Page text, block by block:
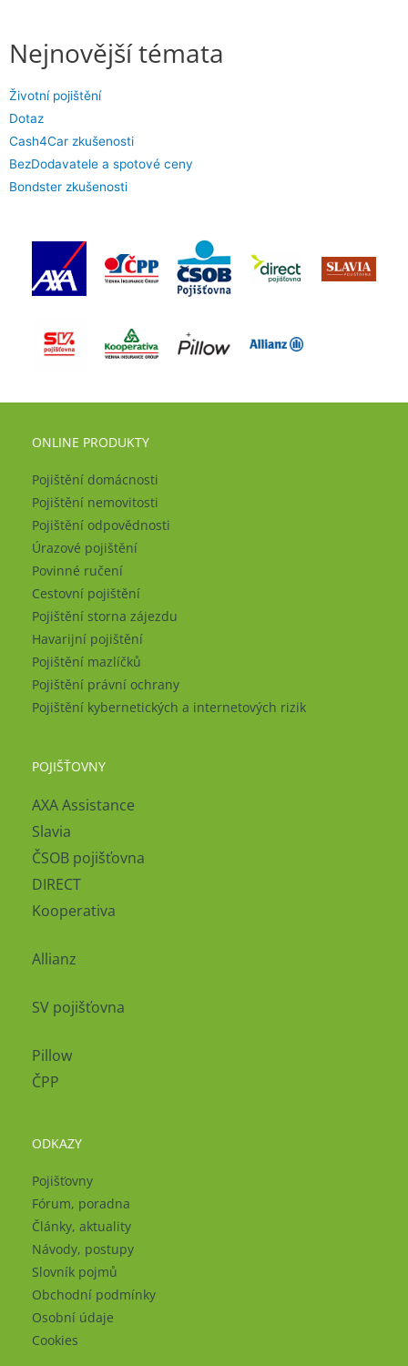
Nejnovější témata
Životní pojištění
Dotaz
Cash4Car zkušenosti
BezDodavatele a spotové ceny
Bondster zkušenosti
ONLINE PRODUKTY
Pojištění domácnosti
Pojištění nemovitosti
Pojištění odpovědnosti
Úrazové pojištění
Povinné ručení
Cestovní pojištění
Pojištění storna zájezdu
Havarijní pojištění
Pojištění mazlíčků
Pojištění právní ochrany
Pojištění kybernetických a internetových rizik
POJIŠŤOVNY
AXA Assistance
Slavia
ČSOB pojišťovna
DIRECT
Kooperativa
Allianz
SV pojišťovna
Pillow
ČPP
ODKAZY
Pojišťovny
Fórum, poradna
Články, aktuality
Návody, postupy
Slovník pojmů
Obchodní podmínky
Osobní údaje
Cookies